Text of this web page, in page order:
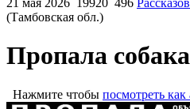
21 мая 2026 19920 496
(Тамбовская обл.)
Пропала собака
Нажмите чтобы посмотреть как